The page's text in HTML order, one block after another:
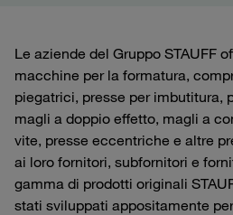
Le aziende del Gruppo STAUFF
macchine per la formatura,
piegatrici, presse per imbutitura,
magli a doppio effetto, magli a
vite, presse eccentriche e altre
ai loro fornitori, subfornitori e
gamma di prodotti originali
stati sviluppati appositamente